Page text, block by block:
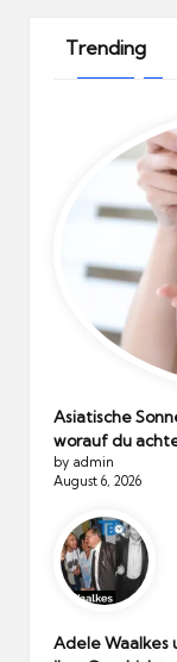
Trending
Asiatische
worauf du
by admin
August 6, 2026
Adele Waalkes